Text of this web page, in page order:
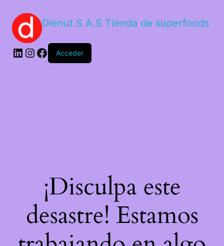
Dienut S.A.S Tienda de superfoods
Acceder
¡Disculpa este
desastre! Estamos